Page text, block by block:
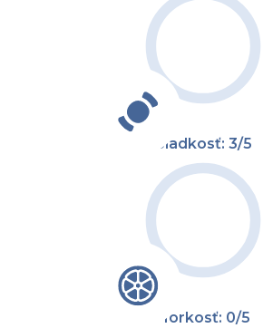
Sladkosť: 3/5
Horkosť: 0/5